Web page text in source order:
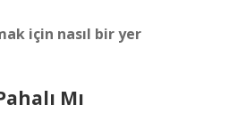
için nasıl bir yer
Mı